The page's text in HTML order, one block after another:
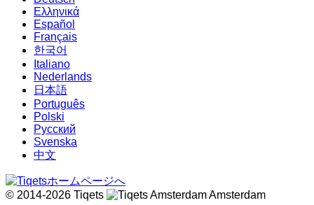
Ελληνικά
Español
Français
한국어
Italiano
Nederlands
日本語
Português
Polski
Русский
Svenska
中文
© 2014-2026 Tiqets Amsterdam